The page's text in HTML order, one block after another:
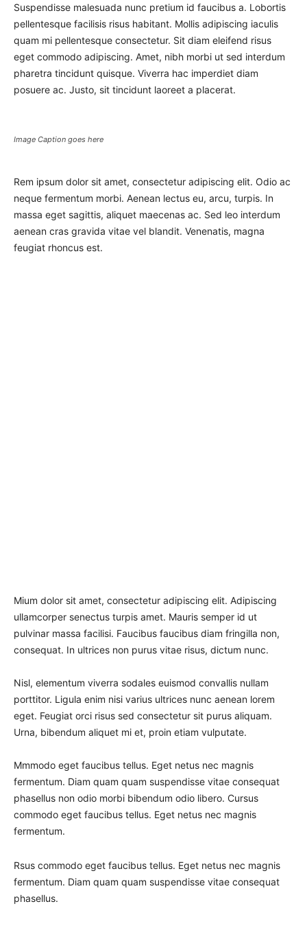
Suspendisse malesuada nunc pretium id faucibus a. Lobortis
pellentesque facilisis risus habitant. Mollis adipiscing iaculis
quam mi pellentesque consectetur. Sit diam eleifend risus
eget commodo adipiscing. Amet, nibh morbi ut sed interdum
pharetra tincidunt quisque. Viverra hac imperdiet diam
posuere ac. Justo, sit tincidunt laoreet a placerat.
Image Caption goes here
Rem ipsum dolor sit amet, consectetur adipiscing elit. Odio ac
neque fermentum morbi. Aenean lectus eu, arcu, turpis. In
massa eget sagittis, aliquet maecenas ac. Sed leo interdum
aenean cras gravida vitae vel blandit. Venenatis, magna
feugiat rhoncus est.
Mium dolor sit amet, consectetur adipiscing elit. Adipiscing
ullamcorper senectus turpis amet. Mauris semper id ut
pulvinar massa facilisi. Faucibus faucibus diam fringilla non,
consequat. In ultrices non purus vitae risus, dictum nunc.
Nisl, elementum viverra sodales euismod convallis nullam
porttitor. Ligula enim nisi varius ultrices nunc aenean lorem
eget. Feugiat orci risus sed consectetur sit purus aliquam.
Urna, bibendum aliquet mi et, proin etiam vulputate.
Mmmodo eget faucibus tellus. Eget netus nec magnis
fermentum. Diam quam quam suspendisse vitae consequat
phasellus non odio morbi bibendum odio libero. Cursus
commodo eget faucibus tellus. Eget netus nec magnis
fermentum.
Rsus commodo eget faucibus tellus. Eget netus nec magnis
fermentum. Diam quam quam suspendisse vitae consequat
phasellus.